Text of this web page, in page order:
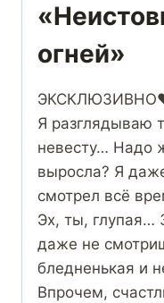
огней»
Я разглядываю
невесту… Надо
выросла? Я
смотрел всё
Эх, ты,
даже не
бледненькая и
Впрочем,